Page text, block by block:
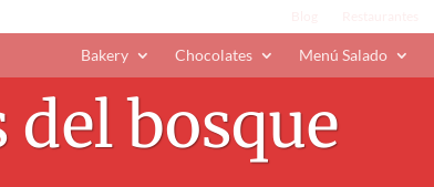
Bakery Chocolates Menú Salado
bosque